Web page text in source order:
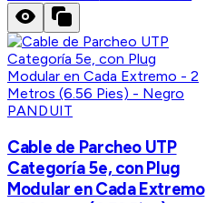
PANDUIT
Cable de Parcheo UTP
Categoría 5e, con Plug
Modular en Cada Extremo